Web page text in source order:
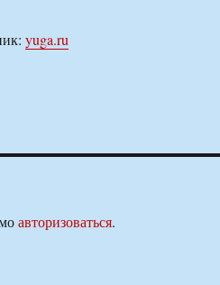
yuga.ru
авторизоваться.